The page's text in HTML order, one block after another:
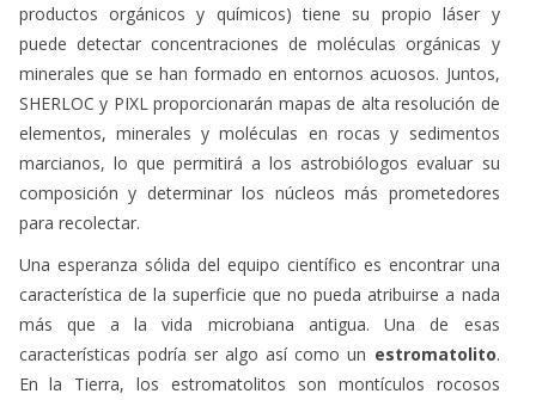
productos orgánicos y químicos) tiene su propio láser y
puede detectar concentraciones de moléculas orgánicas y
minerales que se han formado en entornos acuosos. Juntos,
SHERLOC y PIXL proporcionarán mapas de alta resolución de
elementos, minerales y moléculas en rocas y sedimentos
marcianos, lo que permitirá a los astrobiólogos evaluar su
composición y determinar los núcleos más prometedores
para recolectar.
Una esperanza sólida del equipo científico es encontrar una
característica de la superficie que no pueda atribuirse a nada
más que a la vida microbiana antigua. Una de esas
características podría ser algo así como un estromatolito.
En la Tierra, los estromatolitos son montículos rocosos